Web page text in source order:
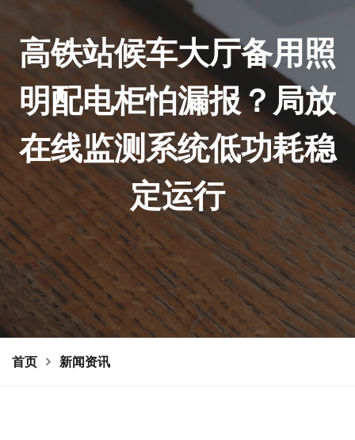
高铁站候车大厅备用照
明配电柜怕漏报？局放
在线监测系统低功耗稳
定运行
首页 新闻资讯